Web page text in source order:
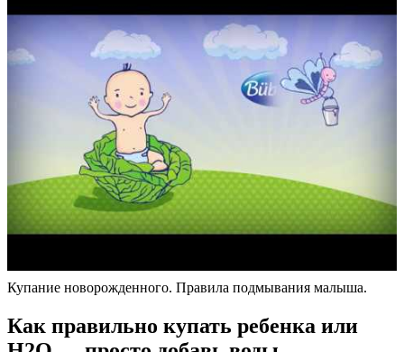
Купание новорожденного. Правила подмывания малыша.
Как правильно купать ребенка или